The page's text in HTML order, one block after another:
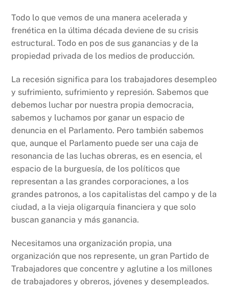
Todo lo que vemos de una manera acelerada y
frenética en la última década deviene de su crisis
estructural. Todo en pos de sus ganancias y de la
propiedad privada de los medios de producción.
La recesión significa para los trabajadores desempleo
y sufrimiento, sufrimiento y represión. Sabemos que
debemos luchar por nuestra propia democracia,
sabemos y luchamos por ganar un espacio de
denuncia en el Parlamento. Pero también sabemos
que, aunque el Parlamento puede ser una caja de
resonancia de las luchas obreras, es en esencia, el
espacio de la burguesía, de los políticos que
representan a las grandes corporaciones, a los
grandes patronos, a los capitalistas del campo y de la
ciudad, a la vieja oligarquía financiera y que solo
buscan ganancia y más ganancia.
Necesitamos una organización propia, una
organización que nos represente, un gran Partido de
Trabajadores que concentre y aglutine a los millones
de trabajadores y obreros, jóvenes y desempleados.